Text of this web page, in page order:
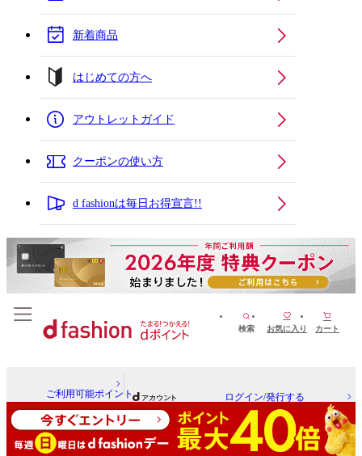
新着商品
はじめての方へ
アウトレットガイド
クーポンの使い方
d fashionは毎日お得宣言!!
検索 お気に入り カート
ご利用可能ポイント ログイン/発行する